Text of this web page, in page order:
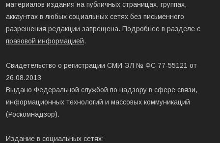
материалов издания на публичных страницах, группах,
аккаунтах в любых социальных сетях без письменного
разрешения редакции запрещена. Подробнее в разделе с
правовой информацией.
Свидетельство о регистрации СМИ ЭЛ № ФС 77-55121 от
26.08.2013
Выдано Федеральной службой по надзору в сфере связи,
информационных технологий и массовых коммуникаций
(Роскомнадзор).
Издание в социальных сетях: